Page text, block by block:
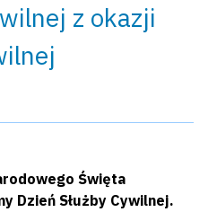
z okazji
Święta
Dzień Służby Cywilnej.